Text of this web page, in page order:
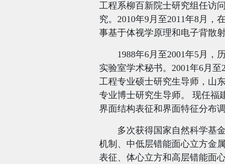
工程系柳百新院士研究组任访
究。 2010年9月至2011年8月，
事基于体视学原理和电子背散
1988年6月至2001年5月，
实验室学术秘书。 2001年6月至
工程专业硕士研究生导师，山
专业博士研究生导师。 现任福
界面结构表征和界面特征分布
多次获得国家自然科学基
机制、中低层错能面心立方金
表征、体心立方和高层错能面